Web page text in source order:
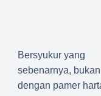
Bersyukur yang
sebenarnya, bukan
dengan pamer